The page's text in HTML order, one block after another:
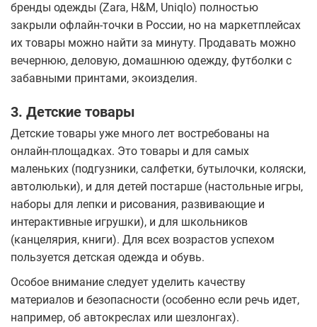
бренды одежды (Zara, H&M, Uniqlo) полностью
закрыли офлайн-точки в России, но на маркетплейсах
их товары можно найти за минуту. Продавать можно
вечернюю, деловую, домашнюю одежду, футболки с
забавными принтами, экоизделия.
3. Детские товары
Детские товары уже много лет востребованы на
онлайн-площадках. Это товары и для самых
маленьких (подгузники, салфетки, бутылочки, коляски,
автолюльки), и для детей постарше (настольные игры,
наборы для лепки и рисования, развивающие и
интерактивные игрушки), и для школьников
(канцелярия, книги). Для всех возрастов успехом
пользуется детская одежда и обувь.
Особое внимание следует уделить качеству
материалов и безопасности (особенно если речь идет,
например, об автокреслах или шезлонгах).